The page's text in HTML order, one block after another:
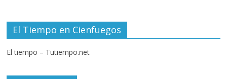
El Tiempo en Cienfuegos
El tiempo – Tutiempo.net